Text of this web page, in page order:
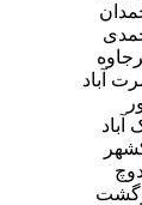
آباد
آباد